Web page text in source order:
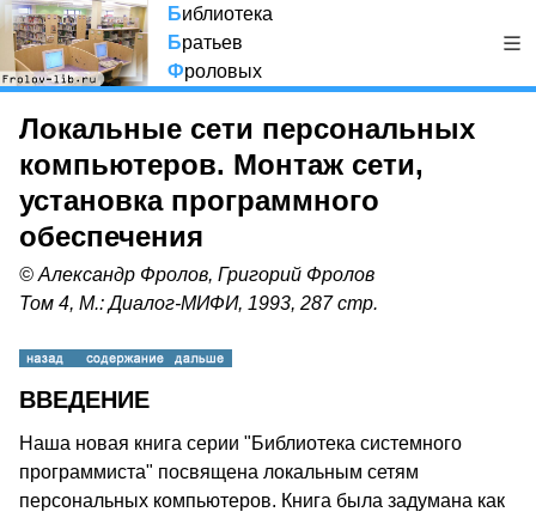
Библиотека
Братьев
Фроловых
Локальные сети персональных
компьютеров. Монтаж сети,
установка программного
обеспечения
© Александр Фролов, Григорий Фролов
Том 4, М.: Диалог-МИФИ, 1993, 287 стр.
ВВЕДЕНИЕ
Наша новая книга серии "Библиотека системного
программиста" посвящена локальным сетям
персональных компьютеров. Книга была задумана как